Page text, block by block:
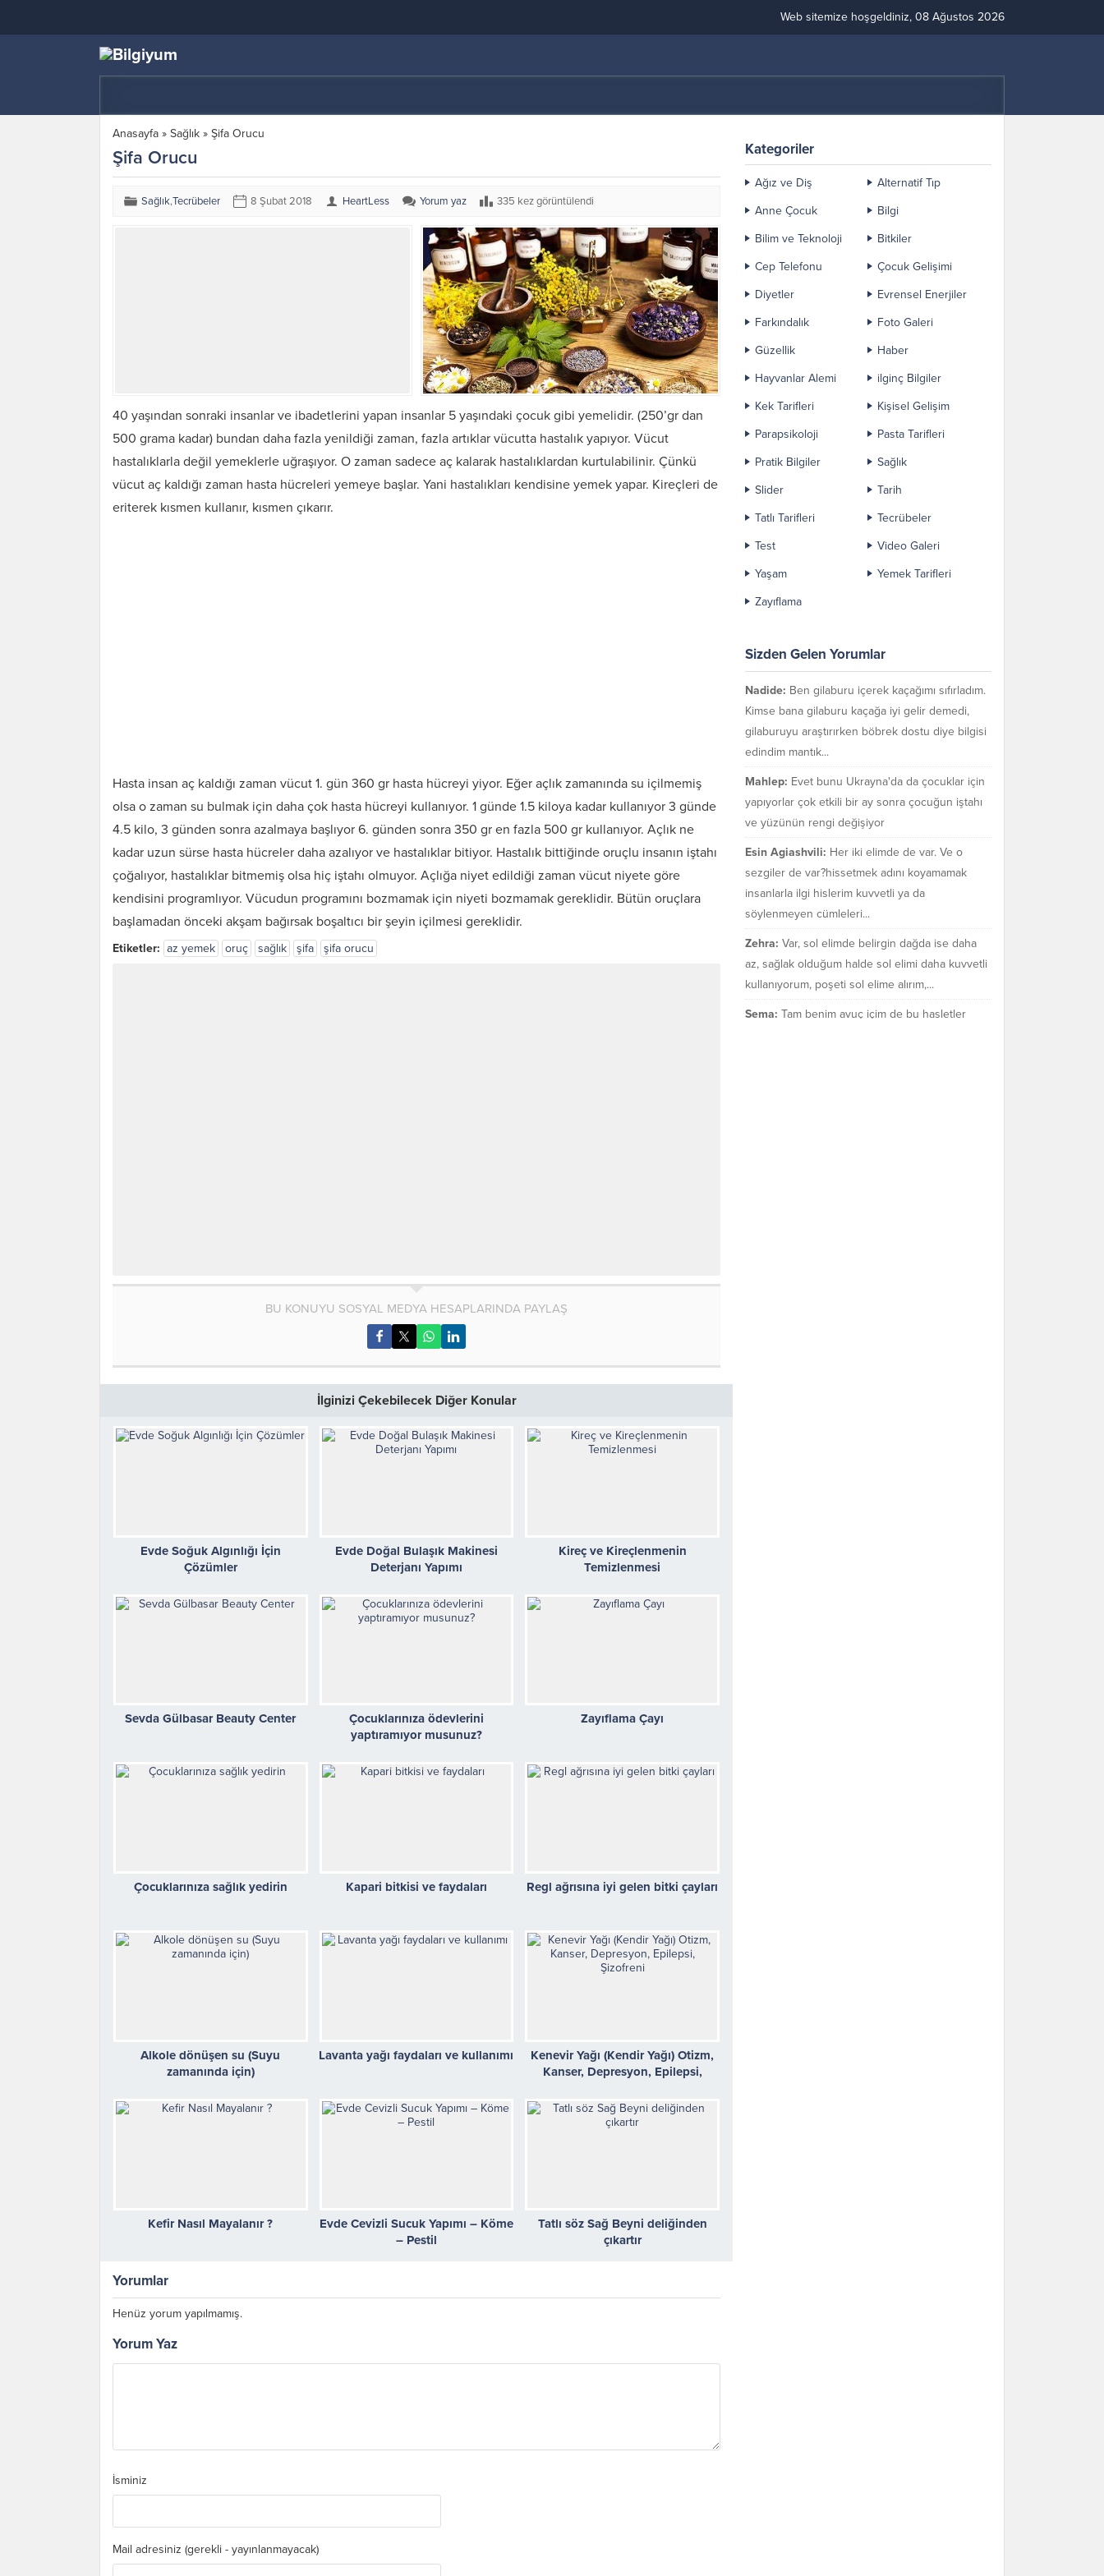
Web sitemize hoşgeldiniz, 08 Ağustos 2026
Anasayfa » Sağlık » Şifa Orucu
Şifa Orucu
Sağlık,Tecrübeler 8 Şubat 2018 HeartLess Yorum yaz 335 kez görüntülendi
40 yaşından sonraki insanlar ve ibadetlerini yapan insanlar 5 yaşındaki çocuk gibi yemelidir. (250’gr dan
500 grama kadar) bundan daha fazla yenildiği zaman, fazla artıklar vücutta hastalık yapıyor. Vücut
hastalıklarla değil yemeklerle uğraşıyor. O zaman sadece aç kalarak hastalıklardan kurtulabilinir. Çünkü
vücut aç kaldığı zaman hasta hücreleri yemeye başlar. Yani hastalıkları kendisine yemek yapar. Kireçleri de
eriterek kısmen kullanır, kısmen çıkarır.
Hasta insan aç kaldığı zaman vücut 1. gün 360 gr hasta hücreyi yiyor. Eğer açlık zamanında su içilmemiş
olsa o zaman su bulmak için daha çok hasta hücreyi kullanıyor. 1 günde 1.5 kiloya kadar kullanıyor 3 günde
4.5 kilo, 3 günden sonra azalmaya başlıyor 6. günden sonra 350 gr en fazla 500 gr kullanıyor. Açlık ne
kadar uzun sürse hasta hücreler daha azalıyor ve hastalıklar bitiyor. Hastalık bittiğinde oruçlu insanın iştahı
çoğalıyor, hastalıklar bitmemiş olsa hiç iştahı olmuyor. Açlığa niyet edildiği zaman vücut niyete göre
kendisini programlıyor. Vücudun programını bozmamak için niyeti bozmamak gereklidir. Bütün oruçlara
başlamadan önceki akşam bağırsak boşaltıcı bir şeyin içilmesi gereklidir.
Etiketler: az yemek oruç sağlık şifa şifa orucu
BU KONUYU SOSYAL MEDYA HESAPLARINDA PAYLAŞ
İlginizi Çekebilecek Diğer Konular
Evde Soğuk Algınlığı İçin
Çözümler
Evde Doğal Bulaşık Makinesi
Deterjanı Yapımı
Kireç ve Kireçlenmenin
Temizlenmesi
Sevda Gülbasar Beauty Center
Çocuklarınıza ödevlerini
yaptıramıyor musunuz?
Zayıflama Çayı
Çocuklarınıza sağlık yedirin Kapari bitkisi ve faydaları Regl ağrısına iyi gelen bitki çayları
Alkole dönüşen su (Suyu
zamanında için)
Lavanta yağı faydaları ve kullanımı
Kenevir Yağı (Kendir Yağı) Otizm,
Kanser, Depresyon, Epilepsi,
Kefir Nasıl Mayalanır ?
Evde Cevizli Sucuk Yapımı – Köme
– Pestil
Tatlı söz Sağ Beyni deliğinden
çıkartır
Yorumlar
Henüz yorum yapılmamış.
Yorum Yaz
İsminiz
Mail adresiniz (gerekli - yayınlanmayacak)
Kategoriler
Ağız ve Diş
Alternatif Tıp
Anne Çocuk
Bilgi
Bilim ve Teknoloji
Bitkiler
Cep Telefonu
Çocuk Gelişimi
Diyetler
Evrensel Enerjiler
Farkındalık
Foto Galeri
Güzellik
Haber
Hayvanlar Alemi
ilginç Bilgiler
Kek Tarifleri
Kişisel Gelişim
Parapsikoloji
Pasta Tarifleri
Pratik Bilgiler
Sağlık
Slider
Tarih
Tatlı Tarifleri
Tecrübeler
Test
Video Galeri
Yaşam
Yemek Tarifleri
Zayıflama
Sizden Gelen Yorumlar
Nadide: Ben gilaburu içerek kaçağımı sıfırladım.
Kimse bana gilaburu kaçağa iyi gelir demedi,
gilaburuyu araştırırken böbrek dostu diye bilgisi
edindim mantık...
Mahlep: Evet bunu Ukrayna'da da çocuklar için
yapıyorlar çok etkili bir ay sonra çocuğun iştahı
ve yüzünün rengi değişiyor
Esin Agiashvili: Her iki elimde de var. Ve o
sezgiler de var?hissetmek adını koyamamak
insanlarla ilgi hislerim kuvvetli ya da
söylenmeyen cümleleri...
Zehra: Var, sol elimde belirgin dağda ise daha
az, sağlak olduğum halde sol elimi daha kuvvetli
kullanıyorum, poşeti sol elime alırım,...
Sema: Tam benim avuç içim de bu hasletler